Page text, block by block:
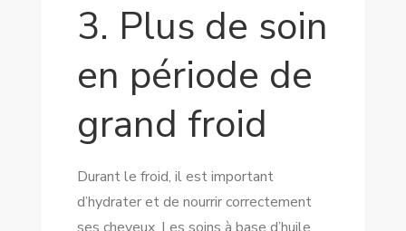
3. Plus de soin
en période de
grand froid
Durant le froid, il est important
d’hydrater et de nourrir correctement